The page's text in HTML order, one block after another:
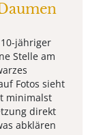
jähriger
Stelle am
Fotos sieht
minimalst
direkt
abklären